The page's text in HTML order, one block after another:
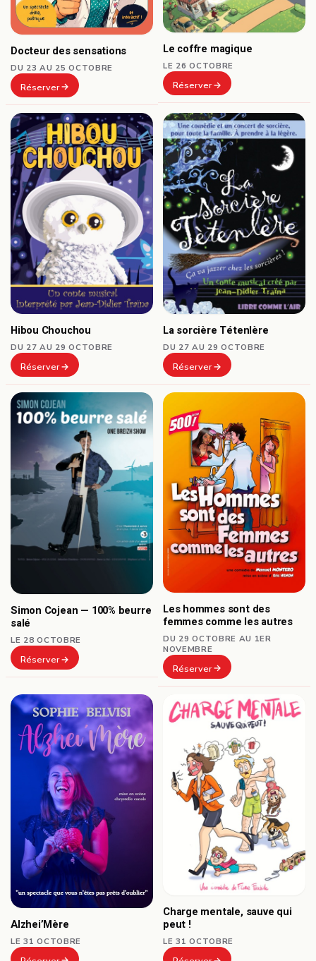
Docteur des sensations
DU 23 AU 25 OCTOBRE
Réserver
Le coffre magique
LE 26 OCTOBRE
Réserver
Hibou Chouchou
DU 27 AU 29 OCTOBRE
Réserver
La sorcière Tétenlère
DU 27 AU 29 OCTOBRE
Réserver
Simon Cojean — 100% beurre
salé
LE 28 OCTOBRE
Réserver
Les hommes sont des
femmes comme les autres
DU 29 OCTOBRE AU 1ER
NOVEMBRE
Réserver
Alzhei’Mère
LE 31 OCTOBRE
Charge mentale, sauve qui
peut !
LE 31 OCTOBRE